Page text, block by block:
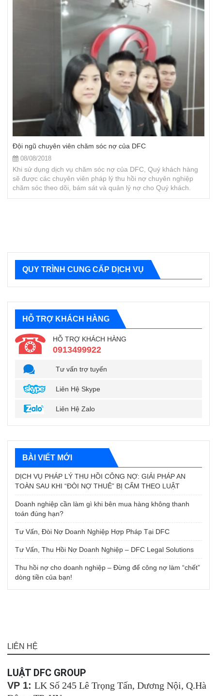
- Hóa đơn VAT đã xuất
- Bảng kê theo dõi công nợ
- Danh sách điện thoại của người phụ trách, giám đốc…
Đội ngũ chuyên viên chăm sóc nợ của DFC
08/08/2018
Khi sử dụng dịch vụ chăm sóc nợ của DFC, Quý khách hàng
sẽ được các chuyên viên pháp lý thu hồi nợ chuyên nghiệp
chăm sóc theo dõi, bám sát và quản lý nợ cho Quý khách.
QUY TRÌNH CUNG CẤP DỊCH VỤ
HỖ TRỢ KHÁCH HÀNG
HỖ TRỢ KHÁCH HÀNG
0913499922
Tư vấn trợ tuyến
Liên Hệ Skype
Liên Hệ Zalo
BÀI VIẾT MỚI
DỊCH VỤ PHÁP LÝ THU HỒI CÔNG NỢ: GIẢI PHÁP AN
TOÀN SAU KHI “ĐÒI NỢ THUÊ” BỊ CẤM THEO LUẬT
Doanh nghiệp cần làm gì khi bên mua hàng không thanh
toán đúng hạn?
Tư Vấn, Đòi Nợ Doanh Nghiệp Hợp Pháp Tại DFC
Tư Vấn, Thu Hồi Nợ Doanh Nghiệp – DFC Legal Solutions
Thu hồi nợ cho doanh nghiệp – Đừng để công nợ làm “chết”
dòng tiền của bạn!
LIÊN HỆ
LUẬT DFC GROUP
VP 1: LK Số 245 Lê Trọng Tấn, Dương Nội, Q.Hà